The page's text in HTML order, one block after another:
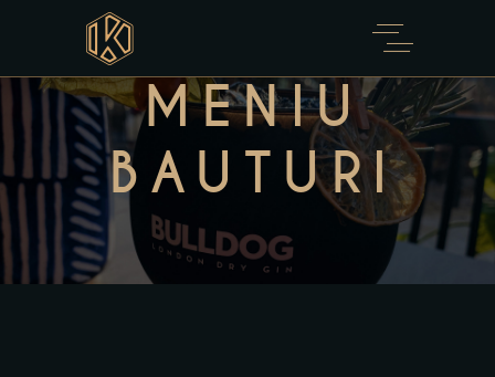
MENIU
BAUTURI